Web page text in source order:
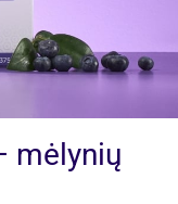
mėlynių